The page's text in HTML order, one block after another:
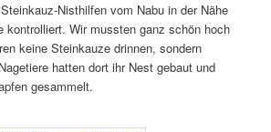
Nisthilfen vom Nabu in der Nähe
kontrolliert. Wir mussten ganz schön hoch
keine Steinkauze drinnen, sondern
hatten dort ihr Nest gebaut und
gesammelt.